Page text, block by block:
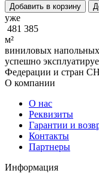
Добавить в корзину
уже
481 385
м²
виниловых
успешно
Федерации и стран
О компании
О нас
Реквизиты
Гарантии и
Контакты
Партнеры
Информация